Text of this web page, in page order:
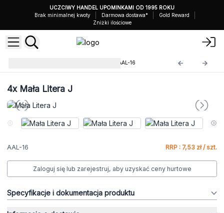
UCZCIWY HANDEL UPOMINKAMI OD 1995 ROKU
Brak minimalnej kwoty
Darmowa dostawa*
Gold Reward
Zniżki ilościowe
AAL-16
4xMała Litera J
AAL-16 RRP : 7,53 zł / szt.
Zaloguj się lub zarejestruj, aby uzyskać ceny hurtowe
Specyfikacje i dokumentacja produktu